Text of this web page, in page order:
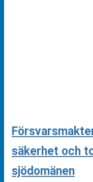
säkerhet och
sjödomänen